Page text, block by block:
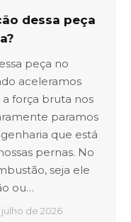
dessa peça
peça no
aceleramos
força bruta nos
paramos
que está
pernas. No
seja ele
ou…
julho de 2026